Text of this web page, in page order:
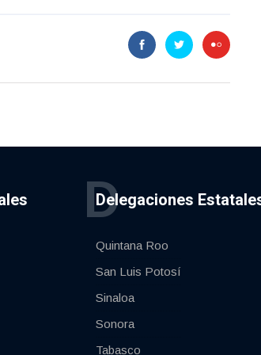
Delegaciones
D
Quintana Roo
San Luis Potosí
Sinaloa
Sonora
Tabasco